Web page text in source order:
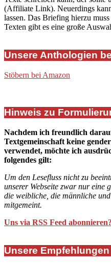
(Affiliate Link). Neuerdings
lassen. Das Briefing hierzu
Texten gibt es eine große
Unsere Anthologien
Stöbern bei Amazon
Hinweis zu
Nachdem ich freundlich
Textgemeinschaft keine
verwendet, möchte ich
folgendes gilt:
Um den Lesefluss nicht zu
unserer Webseite zwar nur eine
die weibliche, die männliche
mitgemeint.
Uns via RSS Feed abonnieren?
Unsere Empfehlungen